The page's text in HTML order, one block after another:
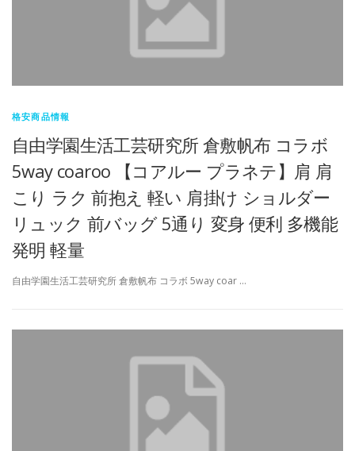
格安商品情報
自由学園生活工芸研究所 倉敷帆布 コラボ
5way coaroo 【コアルー プラネテ】肩 肩
こり ラク 前抱え 軽い 肩掛け ショルダー
リュック 前バッグ 5通り 変身 便利 多機能
発明 軽量
自由学園生活工芸研究所 倉敷帆布 コラボ 5way coar …